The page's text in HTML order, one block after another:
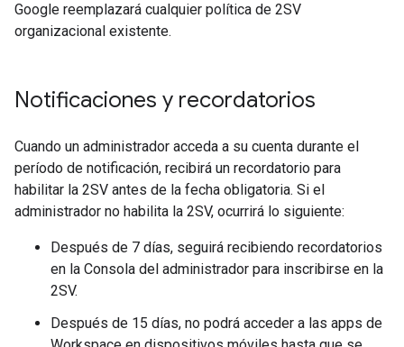
Google reemplazará cualquier política de 2SV
organizacional existente.
Notificaciones y recordatorios
Cuando un administrador acceda a su cuenta durante el
período de notificación, recibirá un recordatorio para
habilitar la 2SV antes de la fecha obligatoria. Si el
administrador no habilita la 2SV, ocurrirá lo siguiente:
Después de 7 días, seguirá recibiendo recordatorios
en la Consola del administrador para inscribirse en la
2SV.
Después de 15 días, no podrá acceder a las apps de